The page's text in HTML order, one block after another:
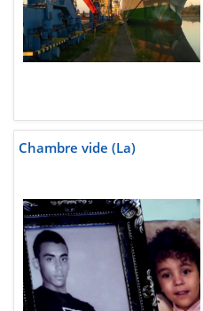
Chambre vide (La)